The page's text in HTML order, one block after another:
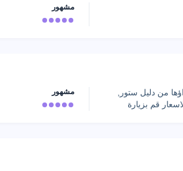
مشهور
من دليل ستور,
قم بزيارة
مشهور